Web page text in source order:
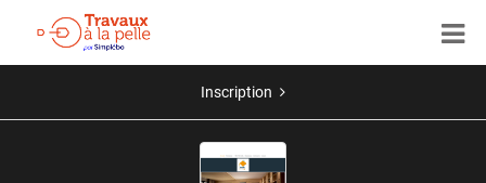
Inscription